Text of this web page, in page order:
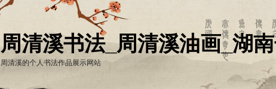
周清溪书法_周清溪油画_湖
周清溪的个人书法作品展示网站